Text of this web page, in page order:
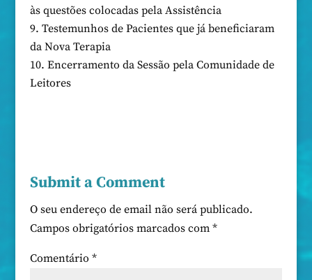
às questões colocadas pela Assistência
Testemunhos de Pacientes que já beneficiaram
da Nova Terapia
Encerramento da Sessão pela Comunidade de
Leitores
Submit a Comment
O seu endereço de email não será publicado.
Campos obrigatórios marcados com *
Comentário *